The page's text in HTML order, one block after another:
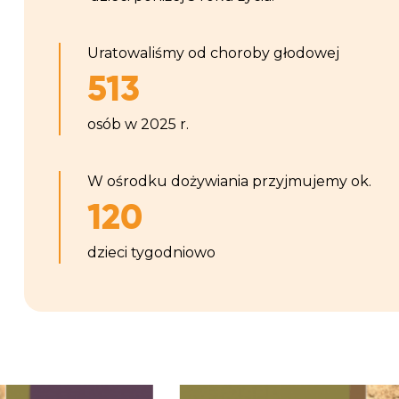
Uratowaliśmy od choroby głodowej
513
osób w 2025 r.
W ośrodku dożywiania przyjmujemy ok.
120
dzieci tygodniowo